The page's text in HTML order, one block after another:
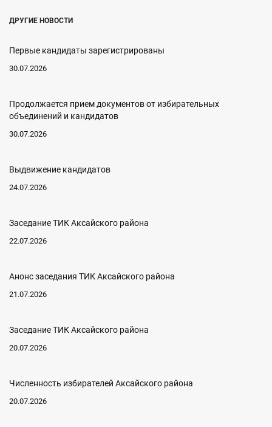
ДРУГИЕ НОВОСТИ
Первые кандидаты зарегистрированы
30.07.2026
Продолжается прием документов от избирательных
объединений и кандидатов
30.07.2026
Выдвижение кандидатов
24.07.2026
Заседание ТИК Аксайского района
22.07.2026
Анонс заседания ТИК Аксайского района
21.07.2026
Заседание ТИК Аксайского района
20.07.2026
Численность избирателей Аксайского района
20.07.2026